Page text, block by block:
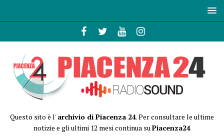
Questo sito è l'archivio di Piacenza 24. Per consultare le ultime
notizie e gli ultimi 12 mesi continua suPiacenza24